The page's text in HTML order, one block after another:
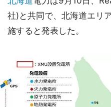
社)と共同で、北海道エリ
施すると発表した。